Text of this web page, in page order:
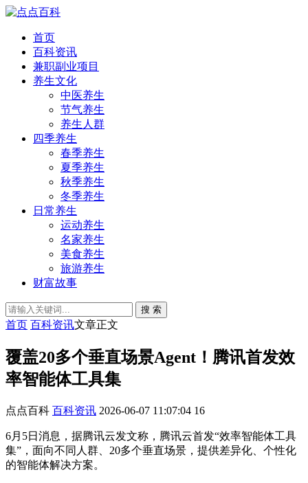
首页
百科资讯
兼职副业项目
养生文化
中医养生
节气养生
养生人群
四季养生
春季养生
夏季养生
秋季养生
冬季养生
日常养生
运动养生
名家养生
美食养生
旅游养生
财富故事
搜 索
首页 百科资讯文章正文
覆盖20多个垂直场景Agent！腾讯首发效
率智能体工具集
点点百科 百科资讯 2026-06-07 11:07:04 16
6月5日消息，据腾讯云发文称，腾讯云首发“效率智能体工具
集”，面向不同人群、20多个垂直场景，提供差异化、个性化
的智能体解决方案。